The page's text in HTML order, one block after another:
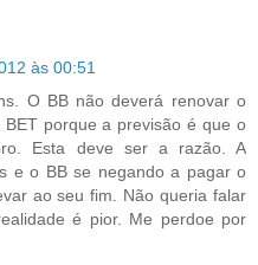
às 00:51
O BB não deverá renovar o
porque a previsão é que o
Esta deve ser a razão. A
e o BB se negando a pagar o
ao seu fim. Não queria falar
é pior. Me perdoe por